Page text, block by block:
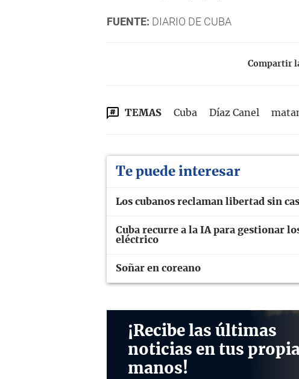
FUENTE: DIARIO DE CUBA
Compartir
TEMAS Cuba Díaz Canel
Te puede interesar
Los cubanos reclaman libertad sin
Cuba recurre a la IA para gestionar
eléctrico
Soñar en coreano
¡Recibe las últimas
noticias en tus
manos!